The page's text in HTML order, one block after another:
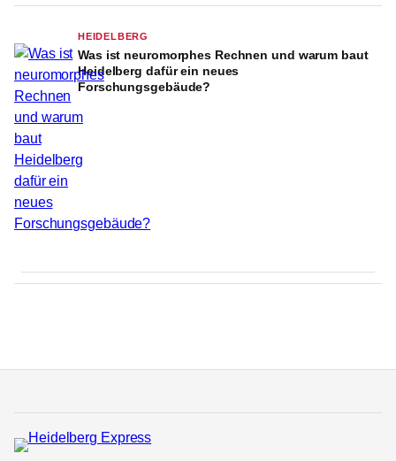
HEIDELBERG
Was ist neuromorphes Rechnen und warum baut
Heidelberg dafür ein neues
Forschungsgebäude?